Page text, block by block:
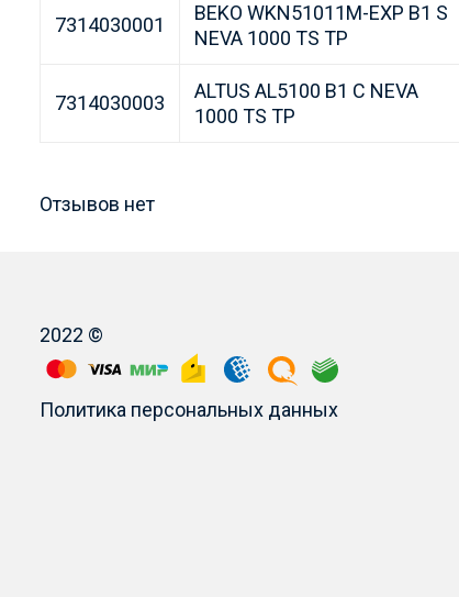
7314030001
BEKO WKN51011M-EXP B1 S
NEVA 1000 TS TP
7314030003
ALTUS AL5100 B1 C NEVA
1000 TS TP
Отзывов нет
2022 ©
Политика персональных данных